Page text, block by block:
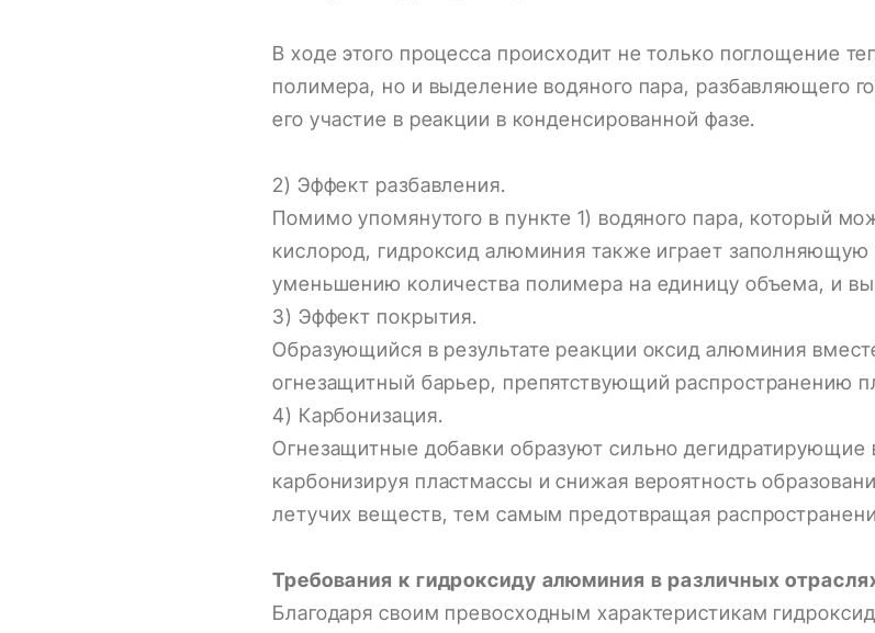
В ходе этого процесса происходит не только поглощение
полимера, но и выделение водяного пара, разбавляющего
его участие в реакции в конденсированной фазе.
2) Эффект разбавления.
Помимо упомянутого в пункте 1) водяного пара, который
кислород, гидроксид алюминия также играет заполняющую
уменьшению количества полимера на единицу объема, и
3) Эффект покрытия.
Образующийся в результате реакции оксид алюминия
огнезащитный барьер, препятствующий распространению
4) Карбонизация.
Огнезащитные добавки образуют сильно дегидратирующие
карбонизируя пластмассы и снижая вероятность
летучих веществ, тем самым предотвращая
Требования к гидроксиду алюминия в различных
Благодаря своим превосходным характеристикам